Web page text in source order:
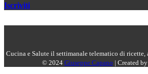
Iscriviti
Cucina e Salute il settimanale telematico di ricette,
© 2024 Giuseppe Capano | Created by